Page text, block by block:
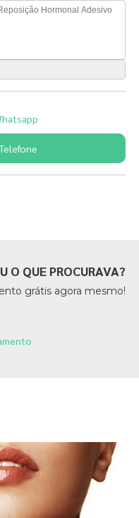
O QUE PROCURAVA?
grátis agora mesmo!